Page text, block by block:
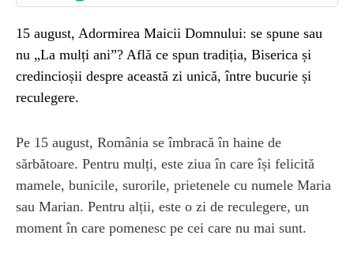
15 august, Adormirea Maicii Domnului: se spune sau
nu „La mulți ani”? Află ce spun tradiția, Biserica și
credincioșii despre această zi unică, între bucurie și
reculegere.
Pe 15 august, România se îmbracă în haine de
sărbătoare. Pentru mulți, este ziua în care își felicită
mamele, bunicile, surorile, prietenele cu numele Maria
sau Marian. Pentru alții, este o zi de reculegere, un
moment în care pomenesc pe cei care nu mai sunt.